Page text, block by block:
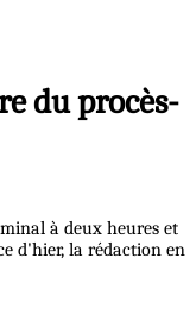
du procès-
à deux heures et
d'hier, la rédaction en